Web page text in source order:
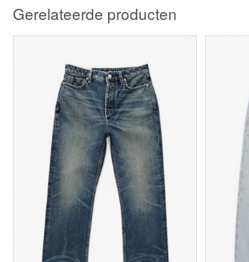
Gerelateerde producten